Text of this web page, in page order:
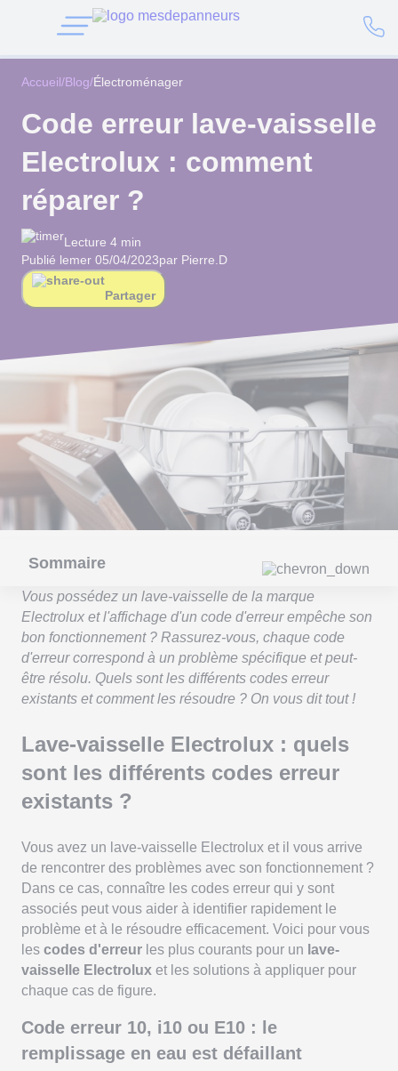
Accueil/Blog/Électroménager
Code erreur lave-vaisselle
Electrolux : comment
réparer ?
Lecture 4 min
Publié lemer 05/04/2023par Pierre.D
Partager
Sommaire
Vous possédez un lave-vaisselle de la marque
Electrolux et l'affichage d'un code d'erreur empêche son
bon fonctionnement ? Rassurez-vous, chaque code
d'erreur correspond à un problème spécifique et peut-
être résolu. Quels sont les différents codes erreur
existants et comment les résoudre ? On vous dit tout !
Lave-vaisselle Electrolux : quels
sont les différents codes erreur
existants ?
Vous avez un lave-vaisselle Electrolux et il vous arrive
de rencontrer des problèmes avec son fonctionnement ?
Dans ce cas, connaître les codes erreur qui y sont
associés peut vous aider à identifier rapidement le
problème et à le résoudre efficacement. Voici pour vous
les codes d'erreur les plus courants pour un lave-
vaisselle Electrolux et les solutions à appliquer pour
chaque cas de figure.
Code erreur 10, i10 ou E10 : le
remplissage en eau est défaillant